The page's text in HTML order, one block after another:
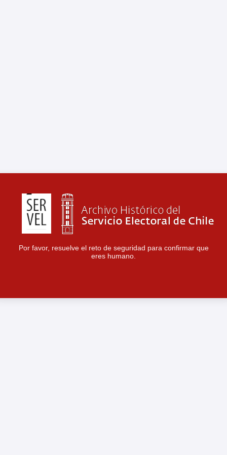
Por favor, resuelve el reto de seguridad para confirmar que
eres humano.